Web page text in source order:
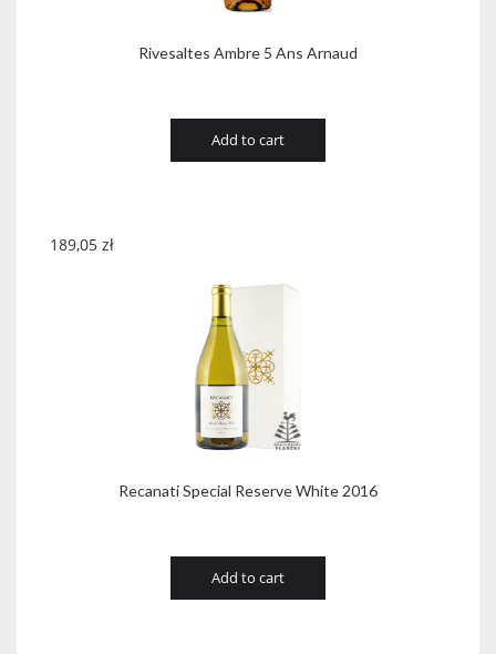
Rivesaltes Ambre 5 Ans Arnaud
Add to cart
Recanati Special Reserve White 2016
189,05 zł
Add to cart